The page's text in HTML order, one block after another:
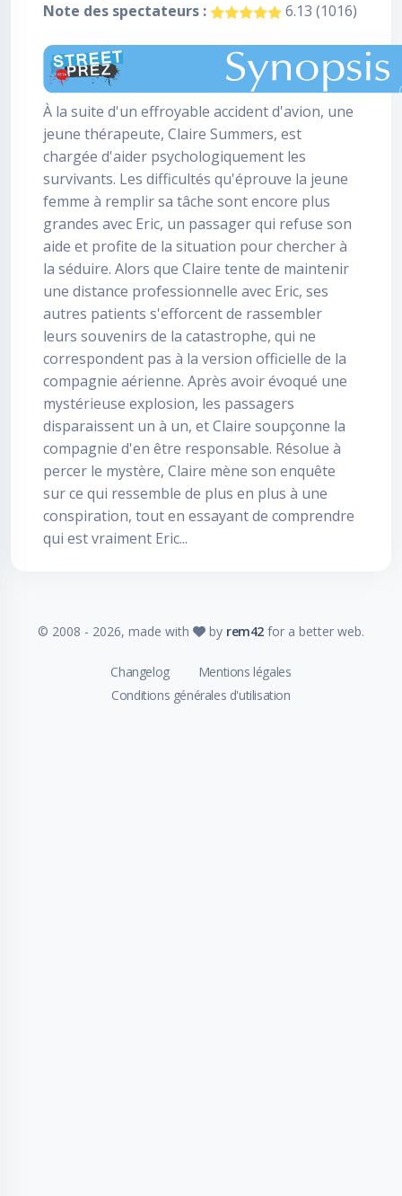
Note des spectateurs :
6.13 (1016)
À la suite d'un effroyable accident d'avion, une
jeune thérapeute, Claire Summers, est
chargée d'aider psychologiquement les
survivants. Les difficultés qu'éprouve la jeune
femme à remplir sa tâche sont encore plus
grandes avec Eric, un passager qui refuse son
aide et profite de la situation pour chercher à
la séduire. Alors que Claire tente de maintenir
une distance professionnelle avec Eric, ses
autres patients s'efforcent de rassembler
leurs souvenirs de la catastrophe, qui ne
correspondent pas à la version officielle de la
compagnie aérienne. Après avoir évoqué une
mystérieuse explosion, les passagers
disparaissent un à un, et Claire soupçonne la
compagnie d'en être responsable. Résolue à
percer le mystère, Claire mène son enquête
sur ce qui ressemble de plus en plus à une
conspiration, tout en essayant de comprendre
qui est vraiment Eric...
© 2008 - 2026, made with by rem42 for a better web.
Changelog
Mentions légales
Conditions générales d'utilisation